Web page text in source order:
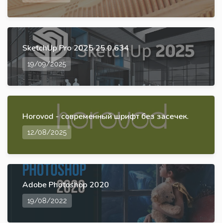
SketchUp Pro 2025 25.0.634
19/09/2025
Horovod - современный шрифт без засечек.
12/08/2025
Adobe Photoshop 2020
19/08/2022